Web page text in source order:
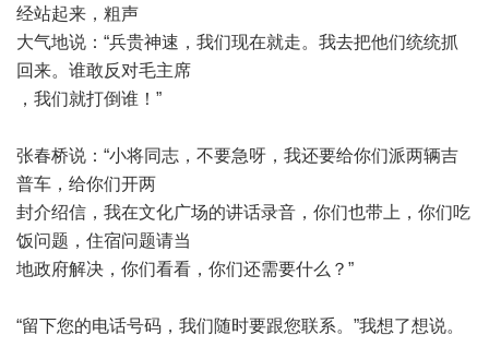
经站起来，粗声
大气地说： “兵贵神速，我们现在就走。我去把他们统统抓
回来。谁敢反对毛主席
，我们就打倒谁！ ”
张春桥说： “小将同志，不要急呀，我还要给你们派两辆吉
普车，给你们开两
封介绍信，我在文化广场的讲话录音，你们也带上，你们吃
饭问题，住宿问题请当
地政府解决，你们看看，你们还需要什么？ ”
“留下您的电话号码，我们随时要跟您联系。 ”我想了想说。